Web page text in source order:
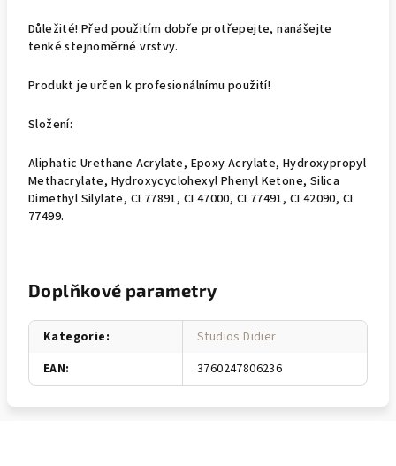
Důležité! Před použitím dobře protřepejte, nanášejte
tenké stejnoměrné vrstvy.
Produkt je určen k profesionálnímu použití!
Složení:
Aliphatic Urethane Acrylate, Epoxy Acrylate, Hydroxypropyl
Methacrylate, Hydroxycyclohexyl Phenyl Ketone, Silica
Dimethyl Silylate, CI 77891, CI 47000, CI 77491, CI 42090, CI
77499.
Doplňkové parametry
Kategorie:
Studios Didier
EAN: 3760247806236